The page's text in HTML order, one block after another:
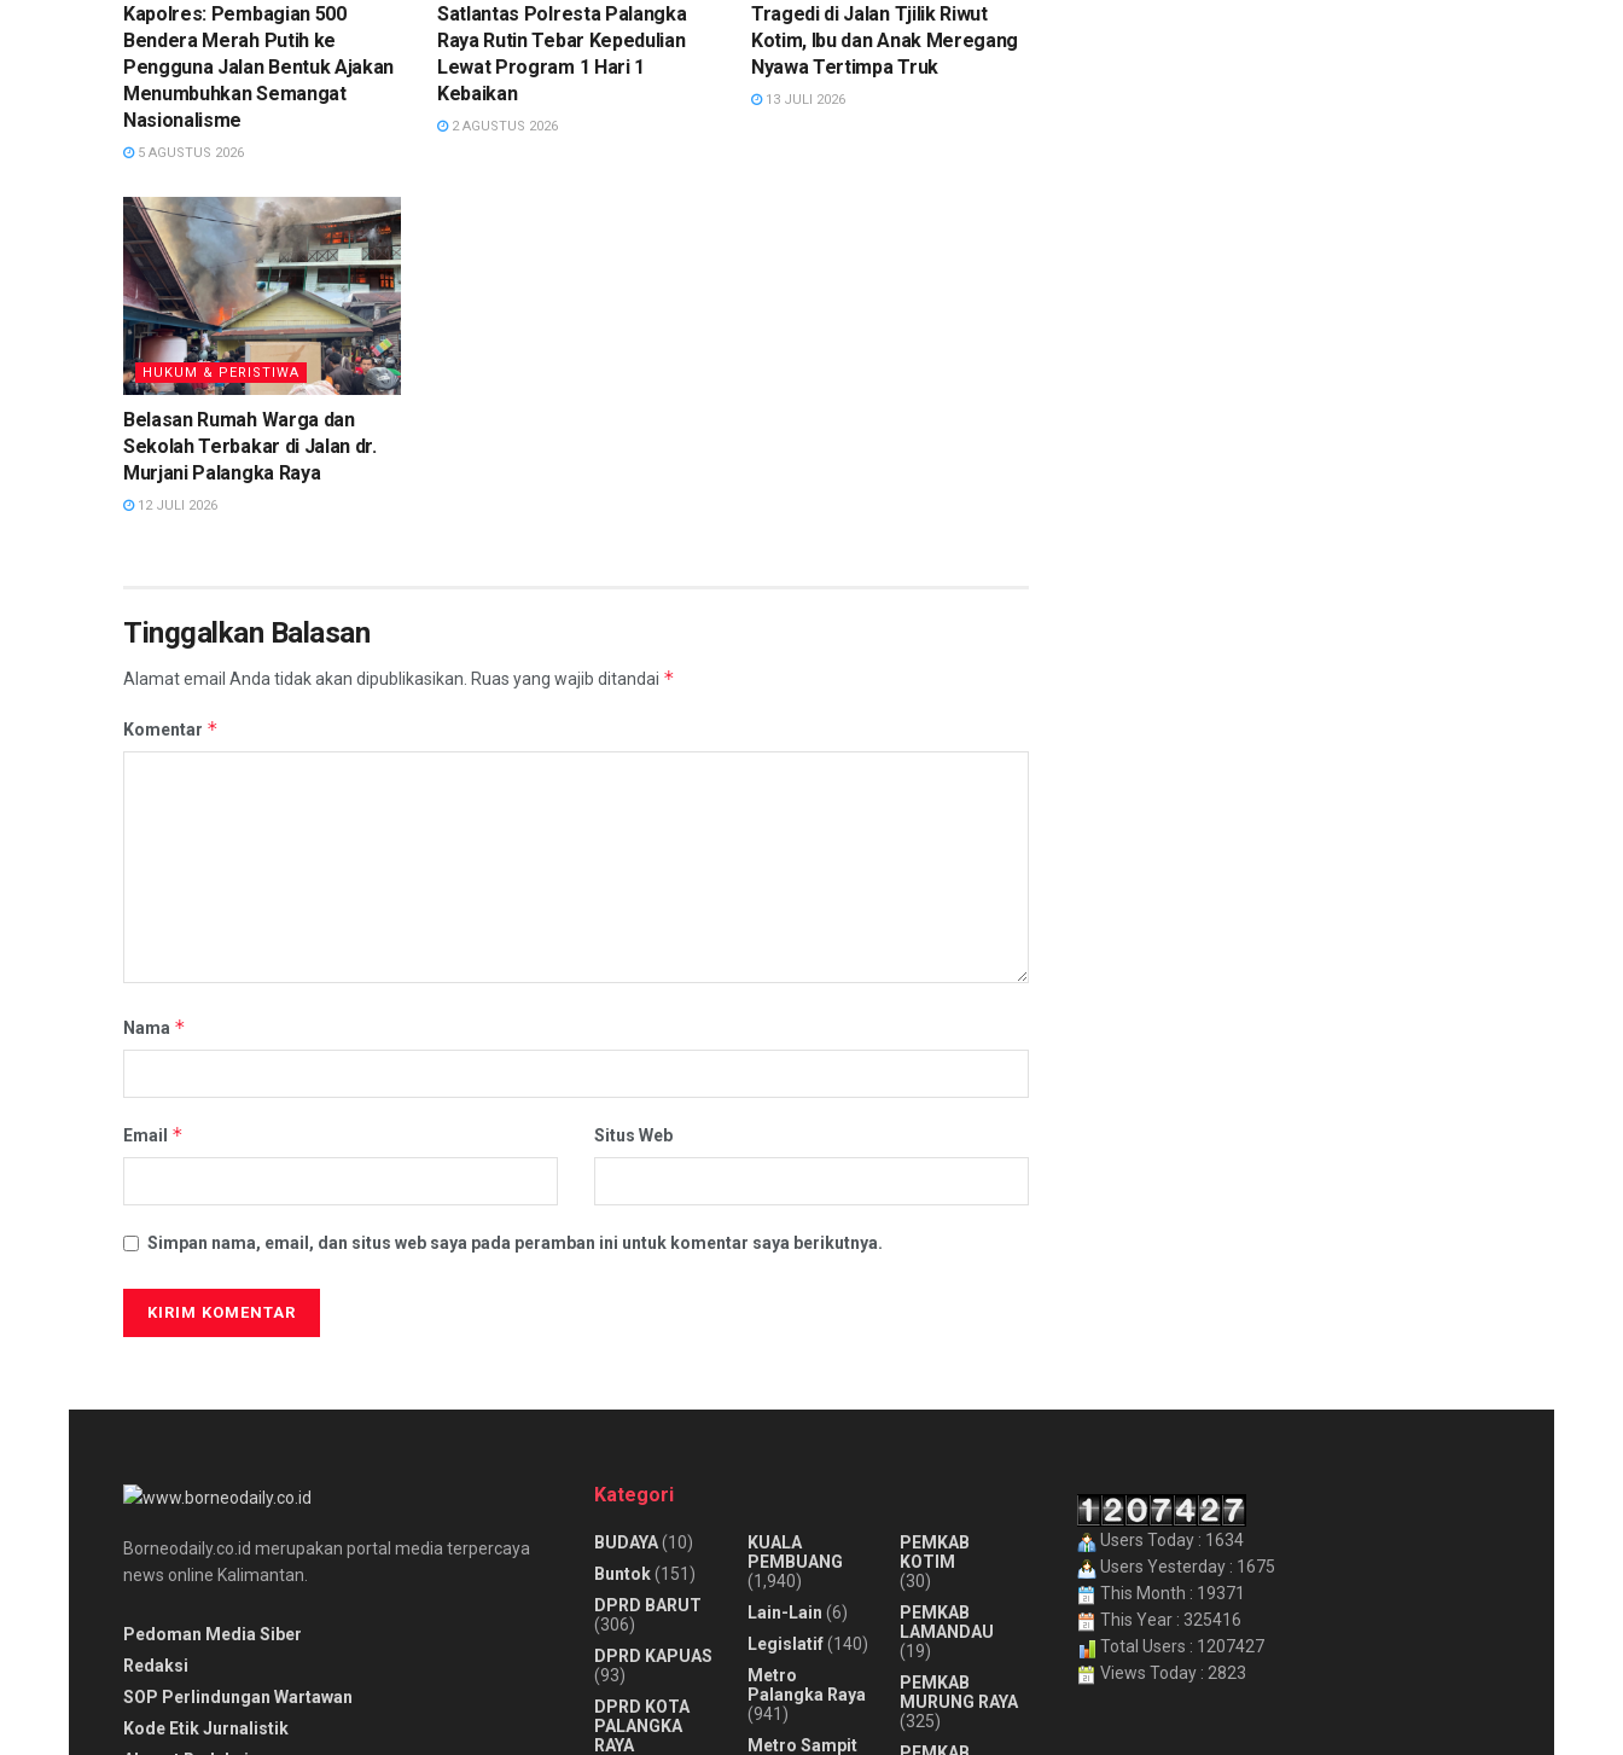
Kapolres: Pembagian 500
Bendera Merah Putih ke
Pengguna Jalan Bentuk Ajakan
Menumbuhkan Semangat
Nasionalisme
5 AGUSTUS 2026
Satlantas Polresta Palangka
Raya Rutin Tebar Kepedulian
Lewat Program 1 Hari 1
Kebaikan
2 AGUSTUS 2026
Tragedi di Jalan Tjilik Riwut
Kotim, Ibu dan Anak Meregang
Nyawa Tertimpa Truk
13 JULI 2026
HUKUM & PERISTIWA
Belasan Rumah Warga dan
Sekolah Terbakar di Jalan dr.
Murjani Palangka Raya
12 JULI 2026
Tinggalkan Balasan
Alamat email Anda tidak akan dipublikasikan. Ruas yang wajib ditandai *
Komentar *
Nama *
Email * Situs Web
Simpan nama, email, dan situs web saya pada peramban ini untuk komentar saya berikutnya.
Borneodaily.co.id merupakan portal media terpercaya
news online Kalimantan.
Pedoman Media Siber
Redaksi
SOP Perlindungan Wartawan
Kode Etik Jurnalistik
Kategori
BUDAYA(10)
Buntok(151)
DPRD BARUT
(306)
DPRD KAPUAS
(93)
DPRD KOTA
PALANGKA
RAYA
KUALA
PEMBUANG
(1,940)
Lain-Lain (6)
Legislatif(140)
Metro
Palangka Raya
(941)
Metro Sampit
PEMKAB
KOTIM
(30)
PEMKAB
LAMANDAU
(19)
PEMKAB
MURUNG RAYA
(325)
Users Today : 1634
Users Yesterday : 1675
This Month : 19371
This Year : 325416
Total Users : 1207427
Views Today : 2823